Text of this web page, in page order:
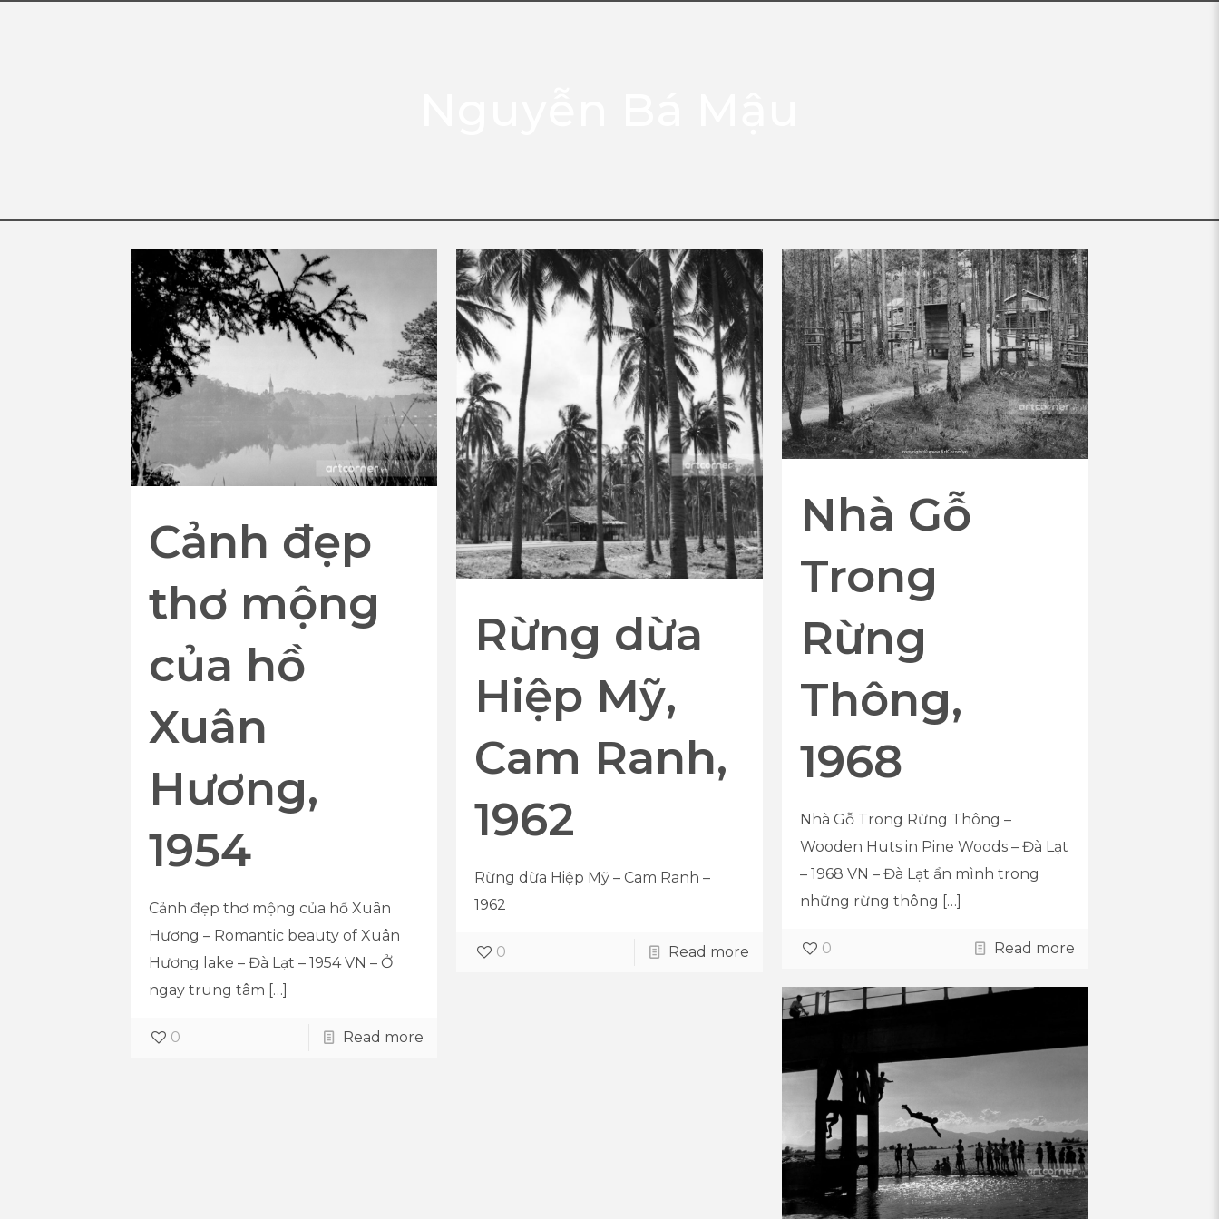
Cảnh đẹp
thơ mộng
của hồ
Xuân
Hương,
1954
Cảnh đẹp thơ mộng của hồ Xuân
Hương – Romantic beauty of Xuân
Hương lake – Đà Lạt – 1954 VN – Ở
ngay trung tâm […]
0 Read more
Rừng dừa
Hiệp Mỹ,
Cam Ranh,
1962
Rừng dừa Hiệp Mỹ – Cam Ranh –
1962
0 Read more
Nhà Gỗ
Trong
Rừng
Thông,
1968
Nhà Gỗ Trong Rừng Thông –
Wooden Huts in Pine Woods – Đà Lạt
– 1968 VN – Đà Lạt ẩn mình trong
những rừng thông […]
0 Read more